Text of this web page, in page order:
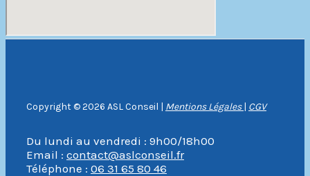
Copyright © 2026 ASL Conseil | Mentions Légales | CGV
Du lundi au vendredi : 9h00/18h00
Email : contact@aslconseil.fr
Téléphone : 06 31 65 80 46